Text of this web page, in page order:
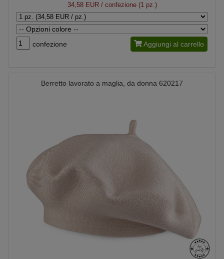
34,58 EUR/ confezione (1 pz.)
confezione Aggiungi al carrello
Berretto lavorato a maglia, da donna 620217